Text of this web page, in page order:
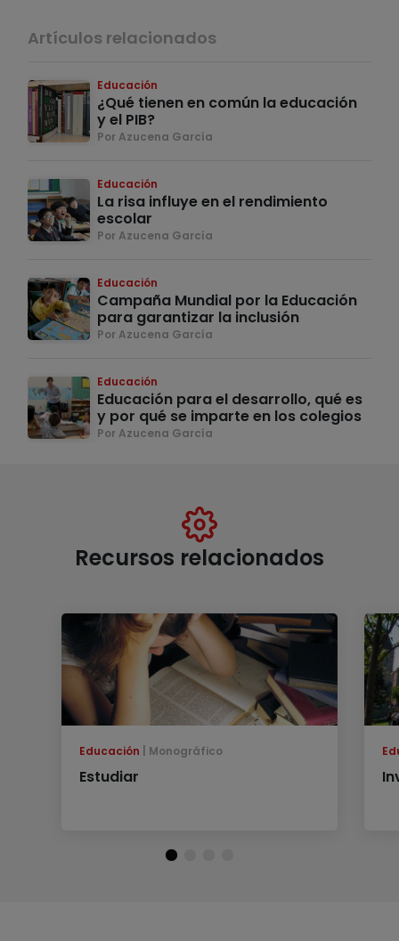
Artículos relacionados
Educación
¿Qué tienen en común la educación
y el PIB?
Por Azucena García
Educación
La risa influye en el rendimiento
escolar
Por Azucena García
Educación
Campaña Mundial por la Educación
para garantizar la inclusión
Por Azucena García
Educación
Educación para el desarrollo, qué es
y por qué se imparte en los colegios
Por Azucena García
Recursos relacionados
Educación Monográfico
Estudiar